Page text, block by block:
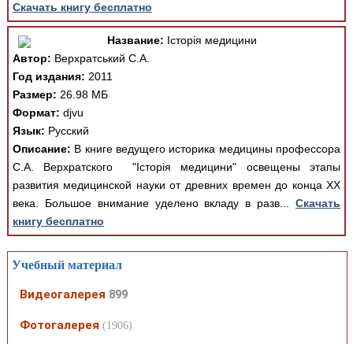
Скачать книгу бесплатно
Название: Історія медицини
Автор: Верхратський С.А.
Год издания: 2011
Размер: 26.98 МБ
Формат: djvu
Язык: Русский
Описание: В книге ведущего историка медицины профессора
С.А. Верхратского "Історія медицини" освещены этапы
развития медицинской науки от древних времен до конца ХХ
века. Большое внимание уделено вкладу в разв...Скачать
книгу бесплатно
Учебный материал
Видеогалерея 899
Фотогалерея (1906)